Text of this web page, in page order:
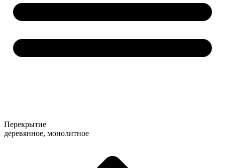
Перекрытие
деревянное, монолитное